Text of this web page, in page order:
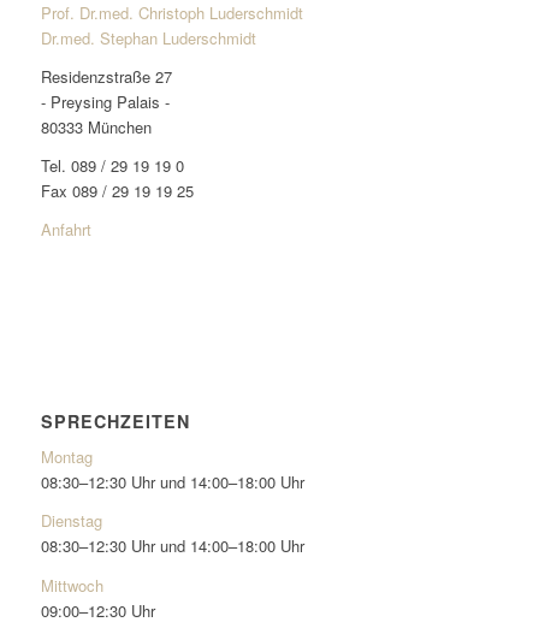
Prof. Dr.med. Christoph Luderschmidt
Dr.med. Stephan Luderschmidt
Residenzstraße 27
- Preysing Palais -
80333 München
Tel. 089 / 29 19 19 0
Fax 089 / 29 19 19 25
Anfahrt
SPRECHZEITEN
Montag
08:30–12:30 Uhr und 14:00–18:00 Uhr
Dienstag
08:30–12:30 Uhr und 14:00–18:00 Uhr
Mittwoch
09:00–12:30 Uhr